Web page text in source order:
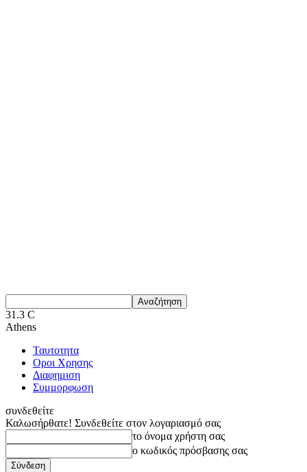
31.3 C
Athens
Ταυτοτητα
Οροι Χρησης
Διαφημιση
Συμμορφωση
συνδεθείτε
Καλωσήρθατε! Συνδεθείτε στον λογαριασμό σας
το όνομα χρήστη σας
ο κωδικός πρόσβασης σας